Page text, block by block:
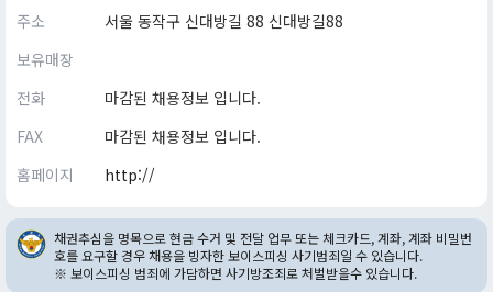
주소
서울 동작구 신대방길 88 신대방길88
보유매장
전화
마감된 채용정보 입니다.
FAX
마감된 채용정보 입니다.
홈페이지
http://
채권추심을 명목으로 현금 수거 및 전달 업무 또는 체크카드, 계좌, 계좌 비밀번
호를 요구할 경우 채용을 빙자한 보이스피싱 사기범죄일 수 있습니다.
※ 보이스피싱 범죄에 가담하면 사기방조죄로 처벌받을수 있습니다.